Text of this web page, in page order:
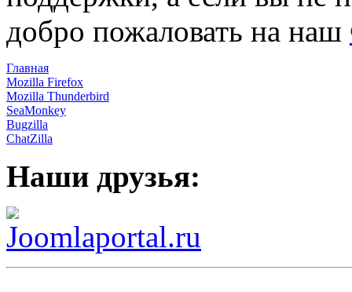
добро пожаловать на наш
Главная
Mozilla Firefox
Mozilla Thunderbird
SeaMonkey
Bugzilla
ChatZilla
Наши друзья: